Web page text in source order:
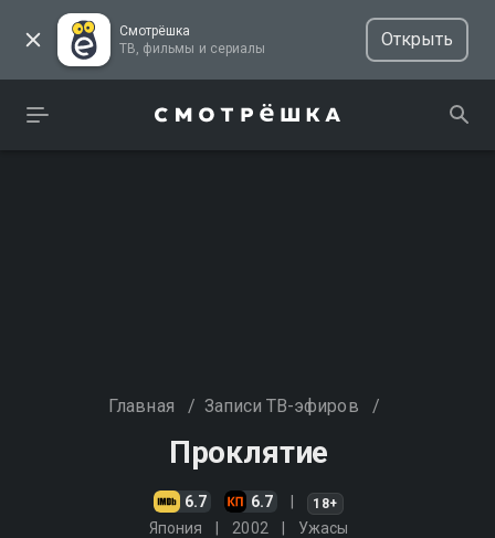
Смотрёшка
ТВ, фильмы и сериалы
Открыть
Главная / Записи ТВ-эфиров /
Проклятие
6.7 6.7 18+
Япония 2002 Ужасы